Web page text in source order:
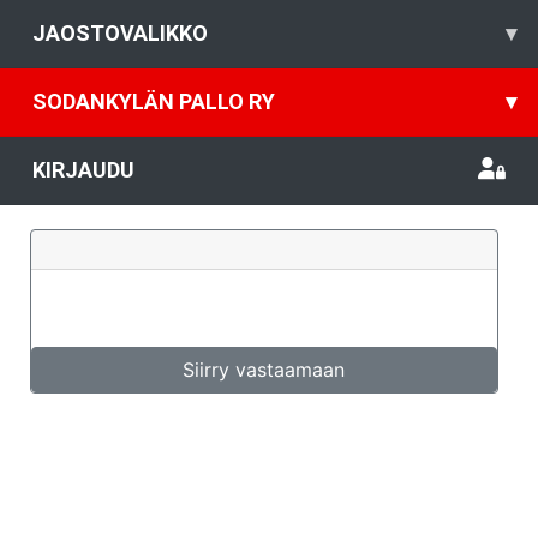
JAOSTOVALIKKO ▾
SODANKYLÄN PALLO RY ▾
KIRJAUDU